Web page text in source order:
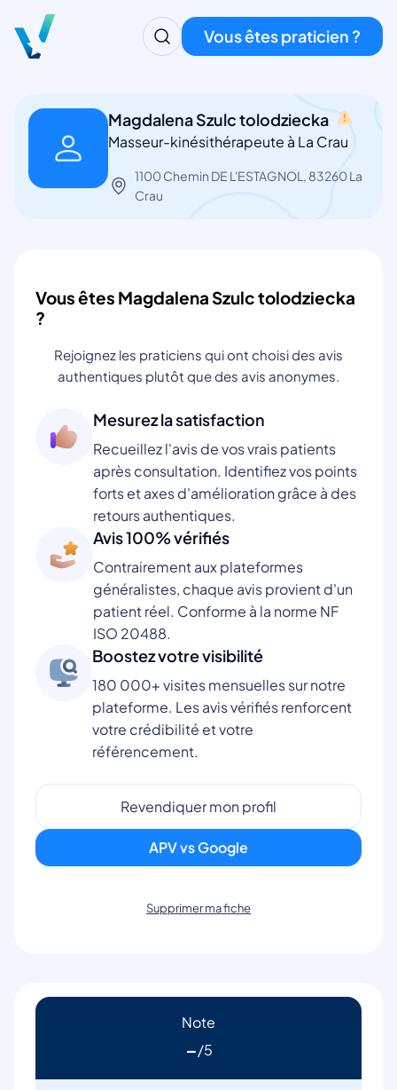
Vous êtes praticien ?
Magdalena Szulc tolodziecka
Masseur-kinésithérapeute à La Crau
1100 Chemin DE L'ESTAGNOL, 83260 La
Crau
Vous êtes Magdalena Szulc tolodziecka
?
Rejoignez les praticiens qui ont choisi des avis
authentiques plutôt que des avis anonymes.
Mesurez la satisfaction
Recueillez l'avis de vos vrais patients
après consultation. Identifiez vos points
forts et axes d'amélioration grâce à des
retours authentiques.
Avis 100% vérifiés
Contrairement aux plateformes
généralistes, chaque avis provient d'un
patient réel. Conforme à la norme NF
ISO 20488.
Boostez votre visibilité
180 000+ visites mensuelles sur notre
plateforme. Les avis vérifiés renforcent
votre crédibilité et votre
référencement.
Revendiquer mon profil
APV vs Google
Supprimer ma fiche
Note
-